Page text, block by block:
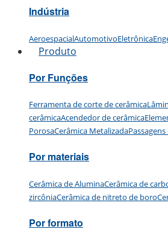
Indústria
AeroespacialAutomotivoEletrônica
Produto
Por Funções
Ferramenta de corte de cerâmica
cerâmicaAcendedor de cerâmica
PorosaCerâmica Metalizada
Por materiais
Cerâmica de AluminaCerâmica de
zircôniaCerâmica de nitreto de boro
Por formato